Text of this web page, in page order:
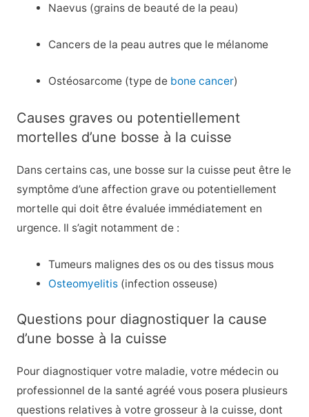
Naevus (grains de beauté de la peau)
Cancers de la peau autres que le mélanome
Ostéosarcome (type de bone cancer)
Causes graves ou potentiellement
mortelles d’une bosse à la cuisse
Dans certains cas, une bosse sur la cuisse peut être le
symptôme d’une affection grave ou potentiellement
mortelle qui doit être évaluée immédiatement en
urgence. Il s’agit notamment de :
Tumeurs malignes des os ou des tissus mous
Osteomyelitis (infection osseuse)
Questions pour diagnostiquer la cause
d’une bosse à la cuisse
Pour diagnostiquer votre maladie, votre médecin ou
professionnel de la santé agréé vous posera plusieurs
questions relatives à votre grosseur à la cuisse, dont